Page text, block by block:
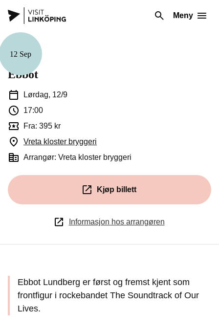
Meny
12 Sep
Musikk
Ebbot
Lørdag, 12/9
17:00
Fra: 395 kr
Vreta kloster bryggeri
Arrangør: Vreta kloster bryggeri
Kjøp billett
(Åpnes i et nytt vindu)
Informasjon hos arrangøren
Ebbot Lundberg er først og fremst kjent som
frontfigur i rockebandet The Soundtrack of Our
Lives.